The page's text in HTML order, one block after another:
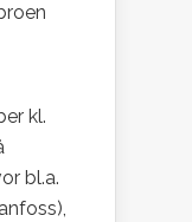
kl.
bl.a.